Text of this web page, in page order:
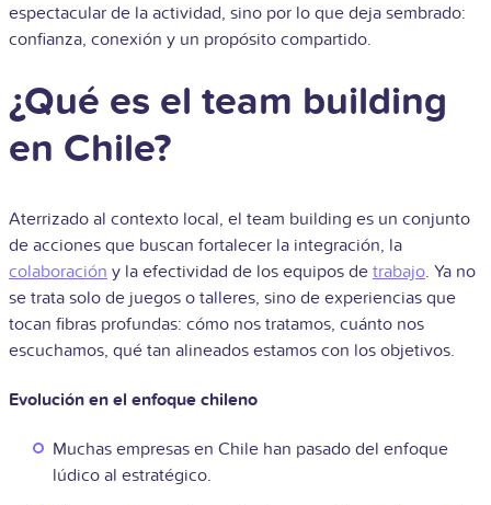
espectacular de la actividad, sino por lo que deja sembrado:
confianza, conexión y un propósito compartido.
¿Qué es el team building
en Chile?
Aterrizado al contexto local, el team building es un conjunto
de acciones que buscan fortalecer la integración, la
colaboración y la efectividad de los equipos de trabajo. Ya no
se trata solo de juegos o talleres, sino de experiencias que
tocan fibras profundas: cómo nos tratamos, cuánto nos
escuchamos, qué tan alineados estamos con los objetivos.
Evolución en el enfoque chileno
Muchas empresas en Chile han pasado del enfoque
lúdico al estratégico.